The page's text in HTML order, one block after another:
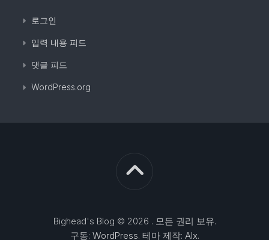
로그인
입력 내용 피드
댓글 피드
WordPress.org
Bighead's Blog © 2026 . 모든 권리 보유.
구동: WordPress. 테마 제작: Alx.